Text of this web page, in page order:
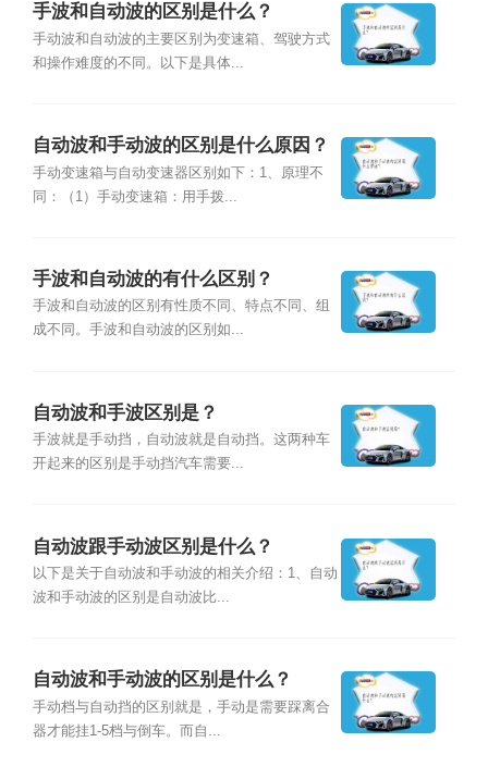
手波和自动波的区别是什么？
手动波和自动波的主要区别为变速箱、驾驶方式
和操作难度的不同。以下是具体...
自动波和手动波的区别是什么原因？
手动变速箱与自动变速器区别如下：1、原理不
同：（1）手动变速箱：用手拨...
手波和自动波的有什么区别？
手波和自动波的区别有性质不同、特点不同、组
成不同。手波和自动波的区别如...
自动波和手波区别是？
手波就是手动挡，自动波就是自动挡。这两种车
开起来的区别是手动挡汽车需要...
自动波跟手动波区别是什么？
以下是关于自动波和手动波的相关介绍：1、自动
波和手动波的区别是自动波比...
自动波和手动波的区别是什么？
手动档与自动挡的区别就是，手动是需要踩离合
器才能挂1-5档与倒车。而自...